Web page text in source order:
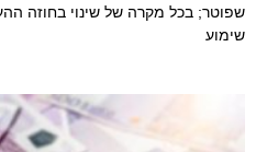
שפוטר; בכל מקרה של שינוי בחוזה
שימוע